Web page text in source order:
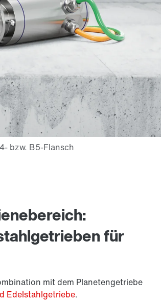
für
mit dem Planetengetriebe
Edelstahlgetriebe.